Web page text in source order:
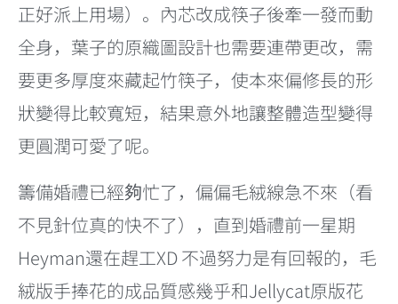
正好派上用場）。內芯改成筷子後牽一發而動
全身，葉子的原織圖設計也需要連帶更改，需
要更多厚度來藏起竹筷子，使本來偏修長的形
狀變得比較寬短，結果意外地讓整體造型變得
更圓潤可愛了呢。
籌備婚禮已經夠忙了，偏偏毛絨線急不來（看
不見針位真的快不了），直到婚禮前一星期
Heyman還在趕工XD 不過努力是有回報的，毛
絨版手捧花的成品質感幾乎和Jellycat原版花